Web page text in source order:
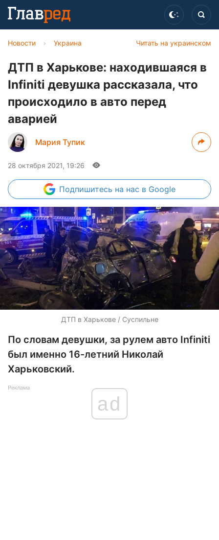
Читать на украинском
Новости › Украина
ДТП в Харькове: находившаяся в
Infiniti девушка рассказала, что
происходило в авто перед
аварией
Мария Тупик
28 октября 2021, 19:26
Подпишитесь на нас в Google
ДТП в Харькове / Суспильне
По словам девушки, за рулем авто Infiniti
был именно 16-летний Николай
Харьковский.
Реклама
ad